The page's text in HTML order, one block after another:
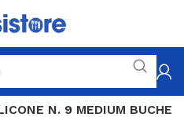
N. 9 MEDIUM BUCHE